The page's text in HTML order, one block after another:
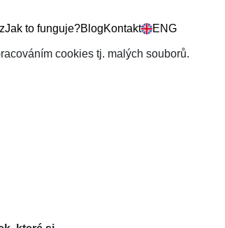
Jak to funguje?BlogKontakt ENG
cookies tj. malých souborů.